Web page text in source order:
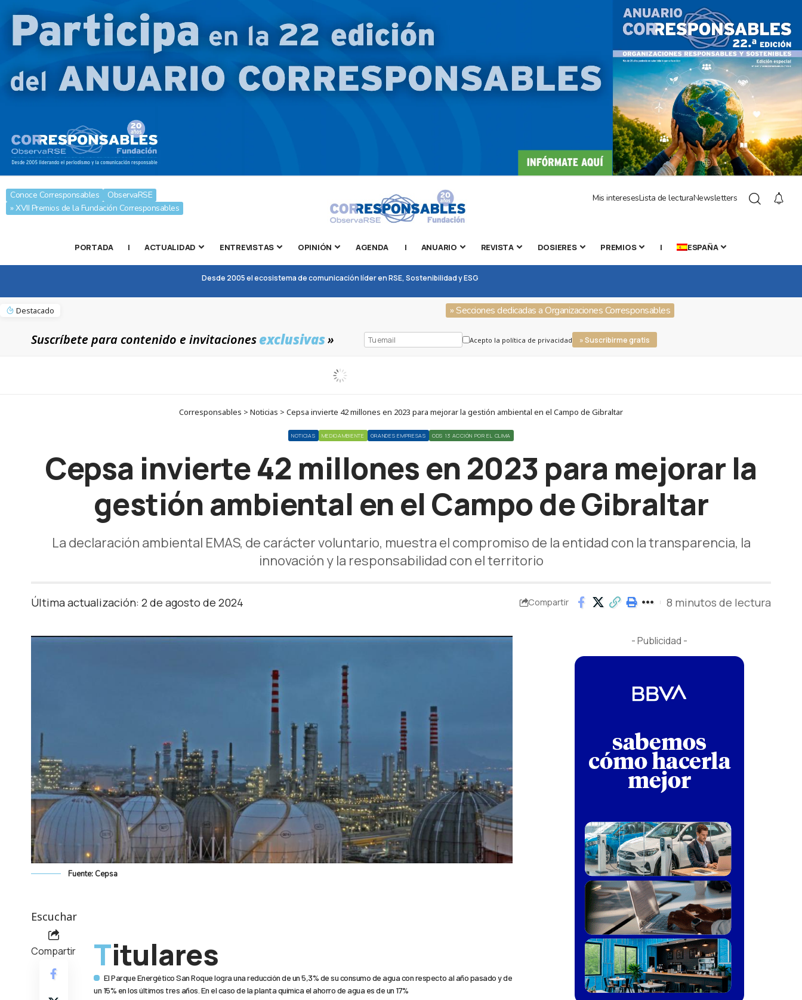
Conoce Corresponsables
ObservaRSE
» XVII Premios de la Fundación Corresponsables
Mis interesesLista de lecturaNewsletters
PORTADA | ACTUALIDAD ENTREVISTAS OPINIÓN AGENDA | ANUARIO REVISTA DOSIERES PREMIOS | ESPAÑA
Desde 2005 el ecosistema de comunicación líder en RSE, Sostenibilidad y ESG
Destacado » Secciones dedicadas a Organizaciones Corresponsables
Suscríbete para contenido e invitacionesexclusivas» Acepto la política de privacidad » Suscribirme gratis
Corresponsables > Noticias > Cepsa invierte 42 millones en 2023 para mejorar la gestión ambiental en el Campo de Gibraltar
NOTICIAS MEDIOAMBIENTE GRANDES EMPRESAS ODS 13 ACCIÓN POR EL CLIMA
Cepsa invierte 42 millones en 2023 para mejorar la
gestión ambiental en el Campo de Gibraltar
La declaración ambiental EMAS, de carácter voluntario, muestra el compromiso de la entidad con la transparencia, la
innovación y la responsabilidad con el territorio
Última actualización: 2 de agosto de 2024 Compartir 8 minutos de lectura
Fuente: Cepsa
Escuchar
Compartir Titulares
El Parque Energético San Roque logra una reducción de un 5,3% de su consumo de agua con respecto al año pasado y de
un 15% en los últimos tres años. En el caso de la planta química el ahorro de agua es de un 17%
- Publicidad -